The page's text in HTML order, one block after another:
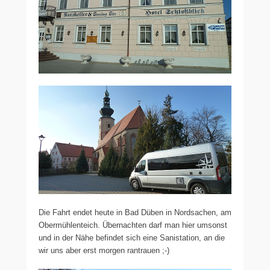
Die Fahrt endet heute in Bad Düben in Nordsachen, am
Obermühlenteich. Übernachten darf man hier umsonst
und in der Nähe befindet sich eine Sanistation, an die
wir uns aber erst morgen rantrauen ;-)